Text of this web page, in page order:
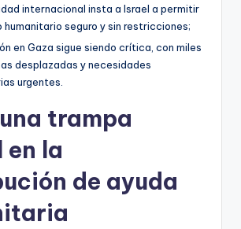
internacional insta a Israel a permitir
humanitario seguro y sin restricciones;
en Gaza sigue siendo crítica, con miles
desplazadas y necesidades
urgentes.
trampa
la
de ayuda